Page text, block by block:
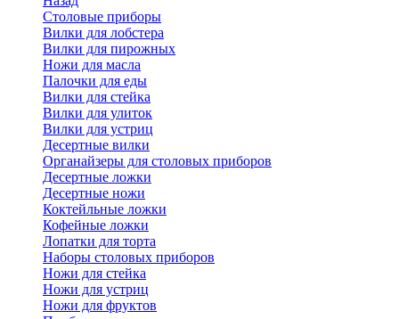
Cтоловые приборы
Вилки для лобстера
Вилки для пирожных
Ножи для масла
Палочки для еды
Вилки для стейка
Вилки для улиток
Вилки для устриц
Десертные вилки
Органайзеры для столовых приборов
Десертные ложки
Десертные ножи
Коктейльные ложки
Кофейные ложки
Лопатки для торта
Наборы столовых приборов
Ножи для стейка
Ножи для устриц
Ножи для фруктов